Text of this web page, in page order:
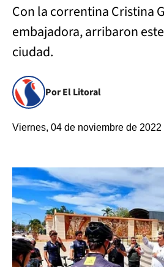
Con la correntina Cristina
embajadora, arribaron
ciudad.
Por El Litoral
Viernes, 04 de noviembre de